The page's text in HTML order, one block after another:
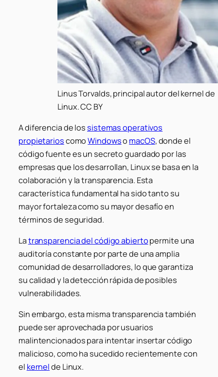
Linus Torvalds, principal autor del kernel de
Linux. CC BY
A diferencia de los sistemas operativos
propietarioscomoWindowso macOS, donde el
código fuente es un secreto guardado por las
empresas que los desarrollan, Linux se basa en la
colaboración y la transparencia. Esta
característica fundamental ha sido tanto su
mayor fortaleza como su mayor desafío en
términos de seguridad.
Latransparencia del código abiertopermite una
auditoría constante por parte de una amplia
comunidad de desarrolladores, lo que garantiza
su calidad y la detección rápida de posibles
vulnerabilidades.
Sin embargo, esta misma transparencia también
puede ser aprovechada por usuarios
malintencionados para intentar insertar código
malicioso, como ha sucedido recientemente con
el kernelde Linux.